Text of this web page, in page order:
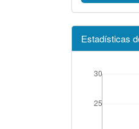
Estadísticas